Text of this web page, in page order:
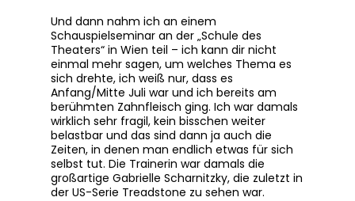
Und dann nahm ich an einem
Schauspielseminar an der „Schule des
Theaters“ in Wien teil – ich kann dir nicht
einmal mehr sagen, um welches Thema es
sich drehte, ich weiß nur, dass es
Anfang/Mitte Juli war und ich bereits am
berühmten Zahnfleisch ging. Ich war damals
wirklich sehr fragil, kein bisschen weiter
belastbar und das sind dann ja auch die
Zeiten, in denen man endlich etwas für sich
selbst tut. Die Trainerin war damals die
großartige Gabrielle Scharnitzky, die zuletzt in
der US-Serie Treadstone zu sehen war.